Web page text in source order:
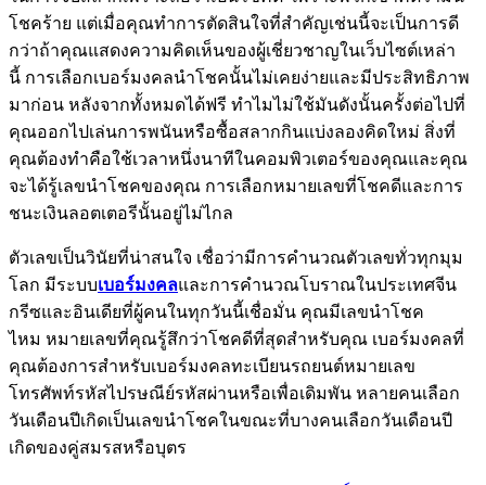
โชคร้าย แต่เมื่อคุณทำการตัดสินใจที่สำคัญเช่นนี้จะเป็นการดี
กว่าถ้าคุณแสดงความคิดเห็นของผู้เชี่ยวชาญในเว็บไซต์เหล่า
นี้ การเลือกเบอร์มงคลนำโชคนั้นไม่เคยง่ายและมีประสิทธิภาพ
มาก่อน หลังจากทั้งหมดได้ฟรี ทำไมไม่ใช้มันดังนั้นครั้งต่อไปที่
คุณออกไปเล่นการพนันหรือซื้อสลากกินแบ่งลองคิดใหม่ สิ่งที่
คุณต้องทำคือใช้เวลาหนึ่งนาทีในคอมพิวเตอร์ของคุณและคุณ
จะได้รู้เลขนำโชคของคุณ การเลือกหมายเลขที่โชคดีและการ
ชนะเงินลอตเตอรีนั้นอยู่ไม่ไกล
ตัวเลขเป็นวินัยที่น่าสนใจ เชื่อว่ามีการคำนวณตัวเลขทั่วทุกมุม
โลก มีระบบเบอร์มงคลและการคำนวณโบราณในประเทศจีน
กรีซและอินเดียที่ผู้คนในทุกวันนี้เชื่อมั่น คุณมีเลขนำโชค
ไหม หมายเลขที่คุณรู้สึกว่าโชคดีที่สุดสำหรับคุณ เบอร์มงคลที่
คุณต้องการสำหรับเบอร์มงคลทะเบียนรถยนต์หมายเลข
โทรศัพท์รหัสไปรษณีย์รหัสผ่านหรือเพื่อเดิมพัน หลายคนเลือก
วันเดือนปีเกิดเป็นเลขนำโชคในขณะที่บางคนเลือกวันเดือนปี
เกิดของคู่สมรสหรือบุตร